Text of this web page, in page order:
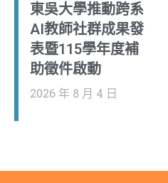
東吳大學推動跨系
AI教師社群成果發
表暨115學年度補
助徵件啟動
2026 年 8 月 4 日